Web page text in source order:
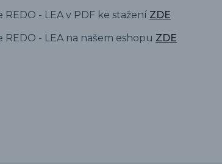
- LEA v PDF ke stažení ZDE
- LEA na našem eshopu ZDE